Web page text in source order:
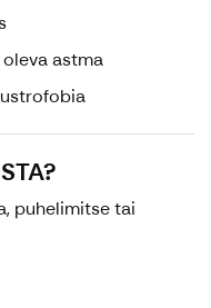
astma
puhelimitse tai